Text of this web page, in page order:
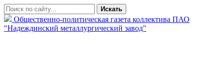
Искать
Общественно-политическая газета коллектива ПАО
"Надеждинский металлургический завод"